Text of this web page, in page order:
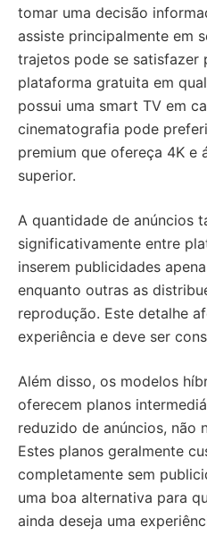
tomar uma decisão
assiste principalmente em
trajetos pode se satisfazer
plataforma gratuita em
possui uma smart TV em
cinematografia pode
premium que ofereça 4K e
superior.
A quantidade de anúncios
significativamente entre
inserem publicidades
enquanto outras as
reprodução. Este detalhe
experiência e deve ser
Além disso, os modelos
oferecem planos
reduzido de anúncios, não
Estes planos geralmente
completamente sem
uma boa alternativa para
ainda deseja uma